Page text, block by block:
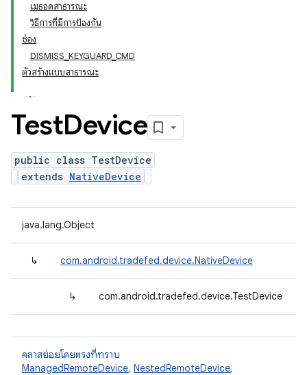
เมธอดสาธารณะ
วิธีการที่มีการป้องกัน
ช่อง
DISMISS_KEYGUARD_CMD
ตัวสร้างแบบสาธารณะ
TestDevice
public class TestDevice
extends NativeDevice
java.lang.Object
↳ com.android.tradefed.device.NativeDevice
↳ com.android.tradefed.device.TestDevice
คลาสย่อยโดยตรงที่ทราบ
ManagedRemoteDevice, NestedRemoteDevice,